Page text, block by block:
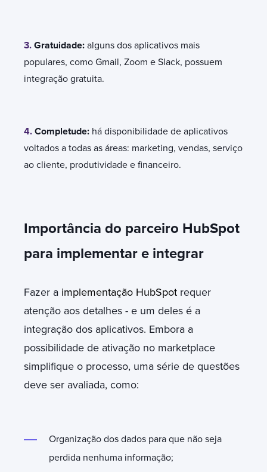
3. Gratuidade: alguns dos aplicativos mais
populares, como Gmail, Zoom e Slack, possuem
integração gratuita.
4. Completude: há disponibilidade de aplicativos
voltados a todas as áreas: marketing, vendas, serviço
ao cliente, produtividade e financeiro.
Importância do parceiro HubSpot
para implementar e integrar
Fazer a implementação HubSpot requer
atenção aos detalhes - e um deles é a
integração dos aplicativos. Embora a
possibilidade de ativação no marketplace
simplifique o processo, uma série de questões
deve ser avaliada, como:
Organização dos dados para que não seja
perdida nenhuma informação;